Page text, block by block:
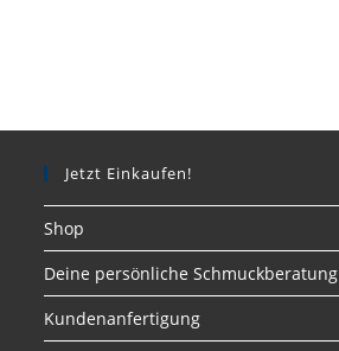
Jetzt Einkaufen!
Shop
Deine persönliche Schmuckberatung
Kundenanfertigung